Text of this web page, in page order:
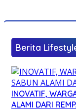
Berita
INOVATIF,
ALAMI DARI